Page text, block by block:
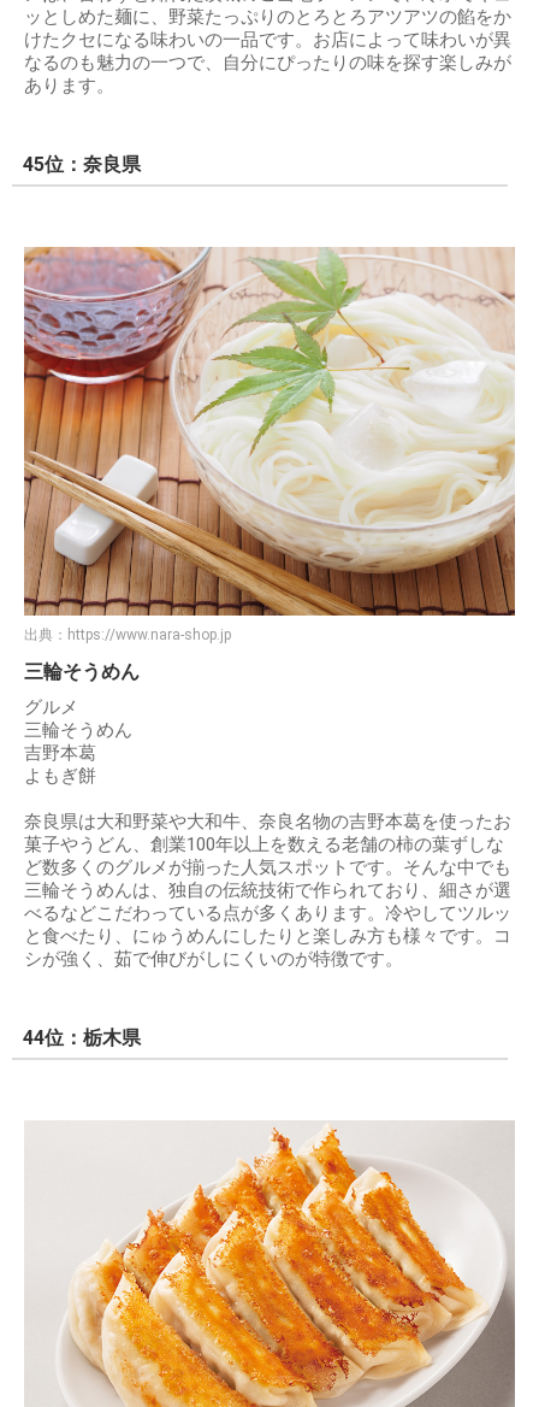
ッとしめた麺に、野菜たっぷりのとろとろアツアツの餡をか
けたクセになる味わいの一品です。お店によって味わいが異
なるのも魅力の一つで、自分にぴったりの味を探す楽しみが
あります。
45位：奈良県
出典： https://www.nara-shop.jp
三輪そうめん
グルメ
三輪そうめん
吉野本葛
よもぎ餅
奈良県は大和野菜や大和牛、奈良名物の吉野本葛を使ったお
菓子やうどん、創業100年以上を数える老舗の柿の葉ずしな
ど数多くのグルメが揃った人気スポットです。そんな中でも
三輪そうめんは、独自の伝統技術で作られており、細さが選
べるなどこだわっている点が多くあります。冷やしてツルッ
と食べたり、にゅうめんにしたりと楽しみ方も様々です。コ
シが強く、茹で伸びがしにくいのが特徴です。
44位：栃木県